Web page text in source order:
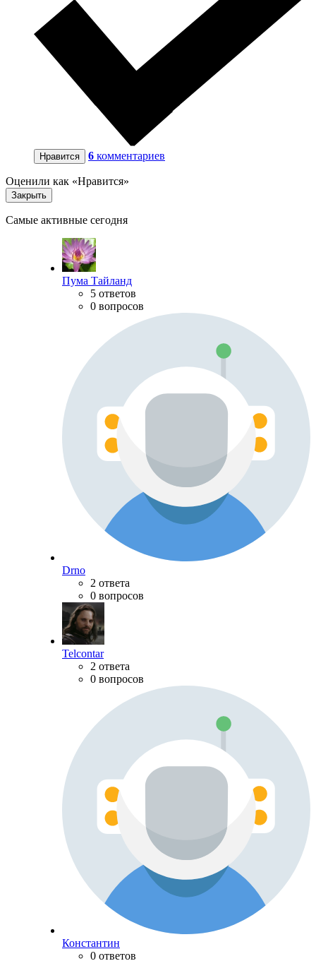
Нравится 6 комментариев
Оценили как «Нравится»
Закрыть
Самые активные сегодня
Пума Тайланд
5 ответов
0 вопросов
Drno
2 ответа
0 вопросов
Telcontar
2 ответа
0 вопросов
Константин
0 ответов